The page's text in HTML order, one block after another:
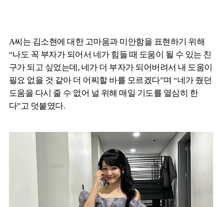
A씨는 김소현에 대한 고마움과 미안함을 표현하기 위해
“나도 꼭 부자가 되어서 네가 힘들 때 도움이 될 수 있는 친
구가 되고 싶었는데, 네가 더 부자가 되어버려서 내 도움이
필요 없을 것 같아 더 어찌할 바를 모르겠다”며 “네가 줬던
도움을 다시 줄 수 없어 널 위해 매일 기도를 열심히 한
다”고 덧붙였다.